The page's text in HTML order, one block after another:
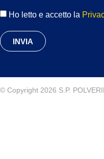
Ho letto e accetto la
INVIA
© Copyright 2026 S.P.